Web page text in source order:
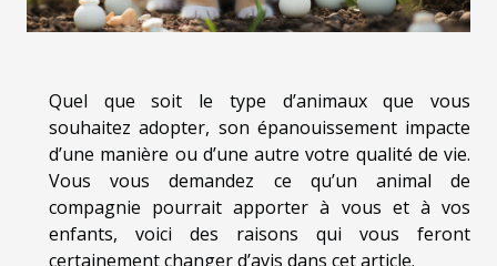
Quel que soit le type d’animaux que vous
souhaitez adopter, son épanouissement impacte
d’une manière ou d’une autre votre qualité de vie.
Vous vous demandez ce qu’un animal de
compagnie pourrait apporter à vous et à vos
enfants, voici des raisons qui vous feront
certainement changer d’avis dans cet article.